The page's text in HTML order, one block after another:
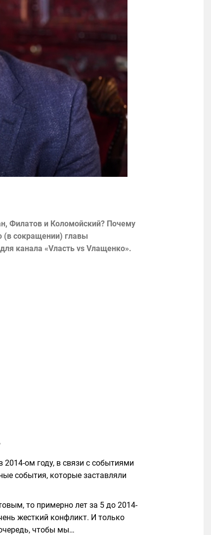
Филатов и Коломойский? Почему
(в сокращении) главы
канала «Vласть vs Vлащенко».
ом году, в связи с событиями
события, которые заставляли
то примерно лет за 5 до 2014-
жесткий конфликт. И только
чтобы мы…